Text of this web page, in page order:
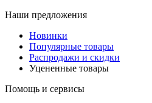
Наши предложения
Новинки
Популярные товары
Распродажи и скидки
Уцененные товары
Помощь и сервисы